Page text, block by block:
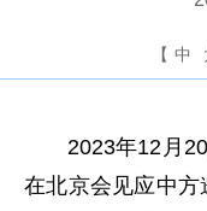
【 中
2023年12月
在北京会见应中